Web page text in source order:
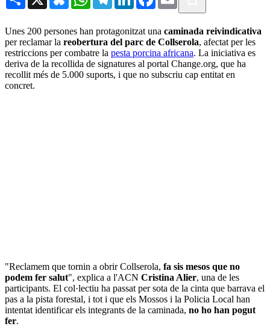
Unes 200 persones han protagonitzat una caminada reivindicativa
per reclamar la reobertura del parc de Collserola, afectat per les
restriccions per combatre la pesta porcina africana. La iniciativa es
deriva de la recollida de signatures al portal Change.org, que ha
recollit més de 5.000 suports, i que no subscriu cap entitat en
concret.
"Reclamem que tornin a obrir Collserola, fa sis mesos que no
podem fer salut", explica a l'ACN Cristina Alier, una de les
participants. El col·lectiu ha passat per sota de la cinta que barrava el
pas a la pista forestal, i tot i que els Mossos i la Policia Local han
intentat identificar els integrants de la caminada, no ho han pogut
fer.